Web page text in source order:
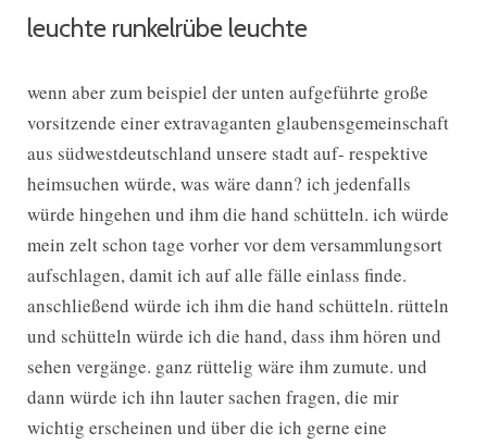
leuchte runkelrübe leuchte
wenn aber zum beispiel der unten aufgeführte große
vorsitzende einer extravaganten glaubensgemeinschaft
aus südwestdeutschland unsere stadt auf- respektive
heimsuchen würde, was wäre dann? ich jedenfalls
würde hingehen und ihm die hand schütteln. ich würde
mein zelt schon tage vorher vor dem versammlungsort
aufschlagen, damit ich auf alle fälle einlass finde.
anschließend würde ich ihm die hand schütteln. rütteln
und schütteln würde ich die hand, dass ihm hören und
sehen vergänge. ganz rüttelig wäre ihm zumute. und
dann würde ich ihn lauter sachen fragen, die mir
wichtig erscheinen und über die ich gerne eine